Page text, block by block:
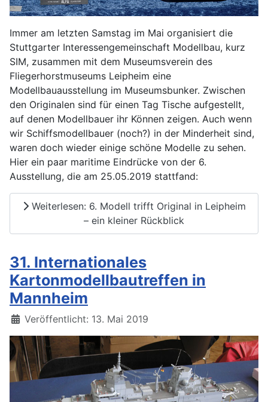
Immer am letzten Samstag im Mai organisiert die
Stuttgarter Interessengemeinschaft Modellbau, kurz
SIM, zusammen mit dem Museumsverein des
Fliegerhorstmuseums Leipheim eine
Modellbauausstellung im Museumsbunker. Zwischen
den Originalen sind für einen Tag Tische aufgestellt,
auf denen Modellbauer ihr Können zeigen. Auch wenn
wir Schiffsmodellbauer (noch?) in der Minderheit sind,
waren doch wieder einige schöne Modelle zu sehen.
Hier ein paar maritime Eindrücke von der 6.
Ausstellung, die am 25.05.2019 stattfand:
Weiterlesen: 6. Modell trifft Original in Leipheim
– ein kleiner Rückblick
31. Internationales
Kartonmodellbautreffen in
Mannheim
Details
Veröffentlicht: 13. Mai 2019